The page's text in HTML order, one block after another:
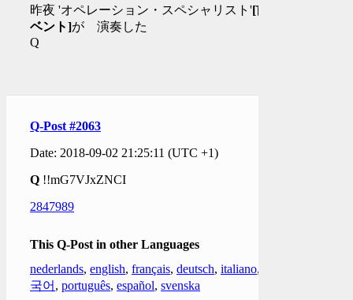
昨夜 'オペレーション・スペシャリスト'[前イ
ベント]が 演奏した
Q
Q-Post #2063
Date: 2018-09-02 21:25:11 (UTC +1)
Q !!mG7VJxZNCI
2847989
This Q-Post in other Languages
nederlands, english, français, deutsch, italiano,
국어 , português, español, svenska